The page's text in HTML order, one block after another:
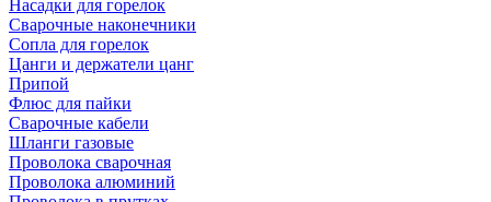
Насадки для горелок
Сварочные наконечники
Сопла для горелок
Цанги и держатели цанг
Припой
Флюс для пайки
Сварочные кабели
Шланги газовые
Проволока сварочная
Проволока алюминий